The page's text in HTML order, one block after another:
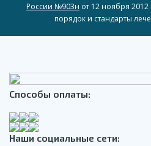
России №903н от 12 ноября
порядок и стандарты
Способы оплаты:
Наши социальные сети: